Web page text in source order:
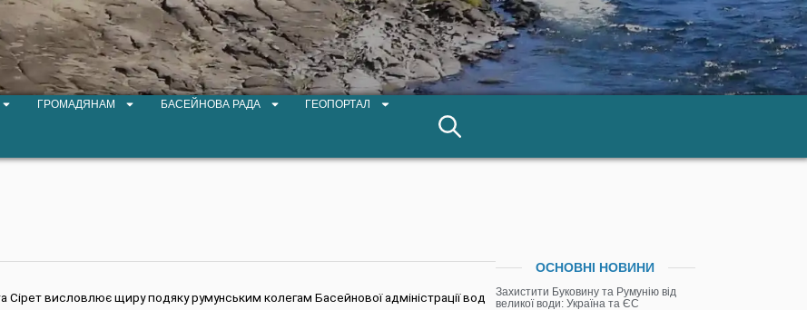
ГРОМАДЯНАМ БАСЕЙНОВА РАДА ГЕОПОРТАЛ
Сірет висловлює щиру подяку румунським колегам Басейнової адміністрації вод
ОСНОВНІ НОВИНИ
Захистити Буковину та Румунію від
великої води: Україна та ЄС